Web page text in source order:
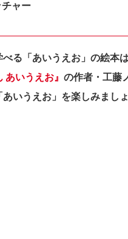
ャー
べる「あいうえお」の絵
あいうえお』 の作者・工藤
いうえお」を楽しみましょ